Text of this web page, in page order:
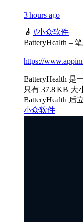
3 hours ago
💧 #小众软件
BatteryHealth –
https://
BatteryHealth 是
只有 37.8 KB 大
BatteryHealth 后
小众软件